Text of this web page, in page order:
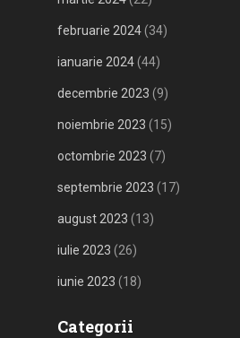
februarie 2024(34)
ianuarie 2024(44)
decembrie 2023 (9)
noiembrie 2023 (15)
octombrie 2023 (7)
septembrie 2023 (17)
august 2023 (13)
iulie 2023 (26)
iunie 2023 (18)
Categorii